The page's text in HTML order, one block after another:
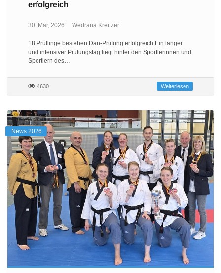
erfolgreich
30. Mär, 2026 Wedrana Kreuzer
18 Prüflinge bestehen Dan-Prüfung erfolgreich Ein langer
und intensiver Prüfungstag liegt hinter den Sportlerinnen und
Sportlern des…
4630 Weiterlesen
News 2026